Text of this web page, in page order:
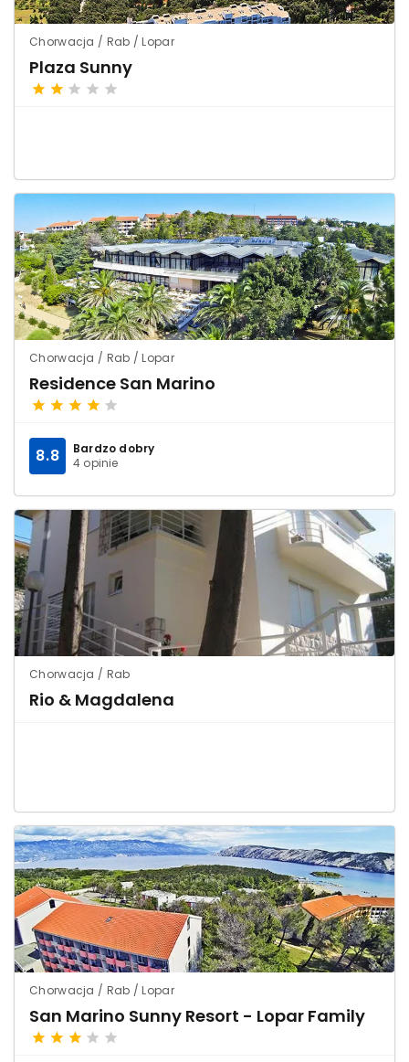
Chorwacja / Rab / Lopar
Plaza Sunny
Chorwacja / Rab / Lopar
Residence San Marino
Bardzo dobry
4 opinie
8.8
Chorwacja / Rab
Rio & Magdalena
Chorwacja / Rab / Lopar
San Marino Sunny Resort - Lopar Family